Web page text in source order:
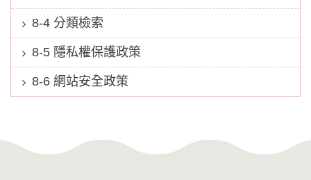
8-4 分類檢索
8-5 隱私權保護政策
8-6 網站安全政策